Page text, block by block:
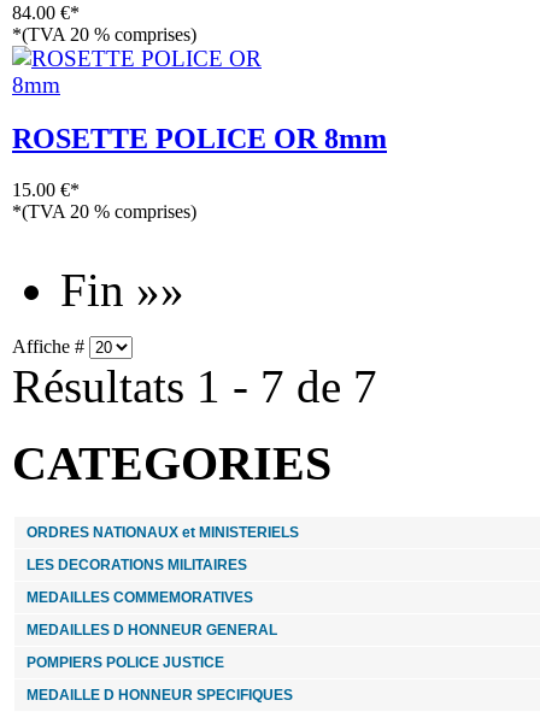
84.00 €*
*(TVA 20 % comprises)
ROSETTE POLICE OR 8mm
15.00 €*
*(TVA 20 % comprises)
Fin »»
Affiche #
Résultats 1 - 7 de 7
CATEGORIES
ORDRES NATIONAUX et MINISTERIELS
LES DECORATIONS MILITAIRES
MEDAILLES COMMEMORATIVES
MEDAILLES D HONNEUR GENERAL
POMPIERS POLICE JUSTICE
MEDAILLE D HONNEUR SPECIFIQUES